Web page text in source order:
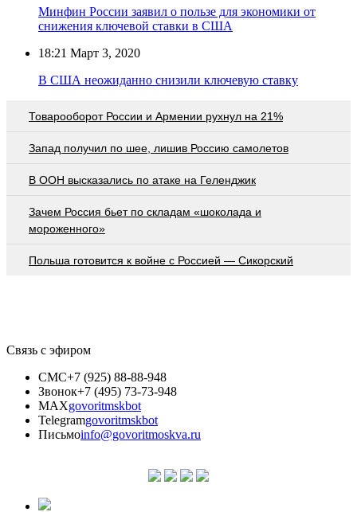
Минфин России заявил о пользе для экономики от
снижения ключевой ставки в США
18:21 Март 3, 2020
В США неожиданно снизили ключевую ставку
Товарооборот России и Армении рухнул на 21%
Запад получил по шее, лишив Россию самолетов
В ООН высказались по атаке на Геленджик
Зачем Россия бьет по складам «шоколада и
мороженного»
Польша готовится к войне с Россией — Сикорский
Связь с эфиром
СМС+7 (925) 88-88-948
Звонок+7 (495) 73-73-948
MAXgovoritmskbot
Telegramgovoritmskbot
Письмоinfo@govoritmoskva.ru